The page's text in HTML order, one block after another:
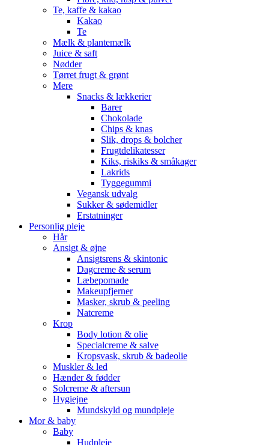
Te, kaffe & kakao
Kakao
Te
Mælk & plantemælk
Juice & saft
Nødder
Tørret frugt & grønt
Mere
Snacks & lækkerier
Barer
Chokolade
Chips & knas
Slik, drops & bolcher
Frugtdelikatesser
Kiks, riskiks & småkager
Lakrids
Tyggegummi
Vegansk udvalg
Sukker & sødemidler
Erstatninger
Personlig pleje
Hår
Ansigt & øjne
Ansigtsrens & skintonic
Dagcreme & serum
Læbepomade
Makeupfjerner
Masker, skrub & peeling
Natcreme
Krop
Body lotion & olie
Specialcreme & salve
Kropsvask, skrub & badeolie
Muskler & led
Hænder & fødder
Solcreme & aftersun
Hygiejne
Mundskyld og mundpleje
Mor & baby
Baby
Hudpleje